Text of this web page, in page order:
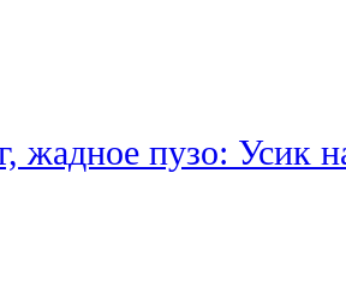
жадное пузо: Усик